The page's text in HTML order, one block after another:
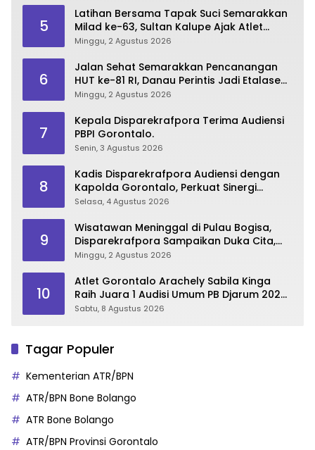
5
Latihan Bersama Tapak Suci Semarakkan
Milad ke-63, Sultan Kalupe Ajak Atlet
Lestarikan Budaya Bela Diri
Minggu, 2 Agustus 2026
6
Jalan Sehat Semarakkan Pencanangan
HUT ke-81 RI, Danau Perintis Jadi Etalase
Wisata Gorontalo
Minggu, 2 Agustus 2026
7
Kepala Disparekrafpora Terima Audiensi
PBPI Gorontalo.
Senin, 3 Agustus 2026
8
Kadis Disparekrafpora Audiensi dengan
Kapolda Gorontalo, Perkuat Sinergi
Sukseskan Gorontalo Karnaval Karawo
Selasa, 4 Agustus 2026
9
Wisatawan Meninggal di Pulau Bogisa,
Disparekrafpora Sampaikan Duka Cita,
Imbau Utamakan Keselamatan
Minggu, 2 Agustus 2026
10
Atlet Gorontalo Arachely Sabila Kinga
Raih Juara 1 Audisi Umum PB Djarum 2026
di Makassar
Sabtu, 8 Agustus 2026
Tagar Populer
Kementerian ATR/BPN
ATR/BPN Bone Bolango
ATR Bone Bolango
ATR/BPN Provinsi Gorontalo